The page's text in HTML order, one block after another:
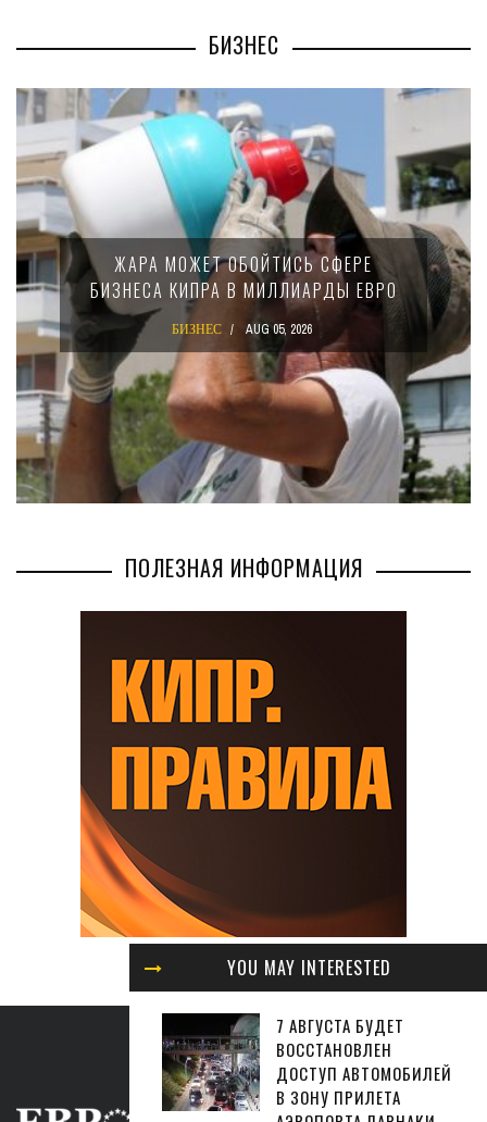
YOU MAY INTERESTED
7 АВГУСТА БУДЕТ
ВОССТАНОВЛЕН
ДОСТУП АВТОМОБИЛЕЙ
В ЗОНУ ПРИЛЕТА
БИЗНЕС
ЖАРА МОЖЕТ ОБОЙТИСЬ СФЕРЕ
БИЗНЕСА КИПРА В МИЛЛИАРДЫ ЕВРО
БИЗНЕС AUG 05, 2026
ПОЛЕЗНАЯ ИНФОРМАЦИЯ